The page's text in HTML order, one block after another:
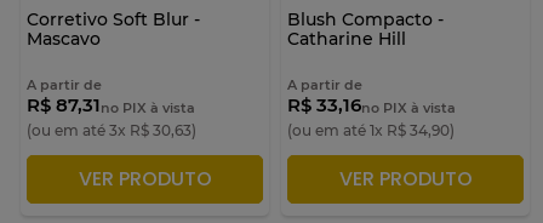
Corretivo Soft Blur -
Mascavo
A partir de
R$ 87,31no PIX à vista
(ou em até 3x R$ 30,63)
ADICIONAR À SACOLA
VER PRODUTO
Blush Compacto -
Catharine Hill
A partir de
R$ 33,16no PIX à vista
(ou em até 1x R$ 34,90)
ADICIONAR À SACOLA
VER PRODUTO